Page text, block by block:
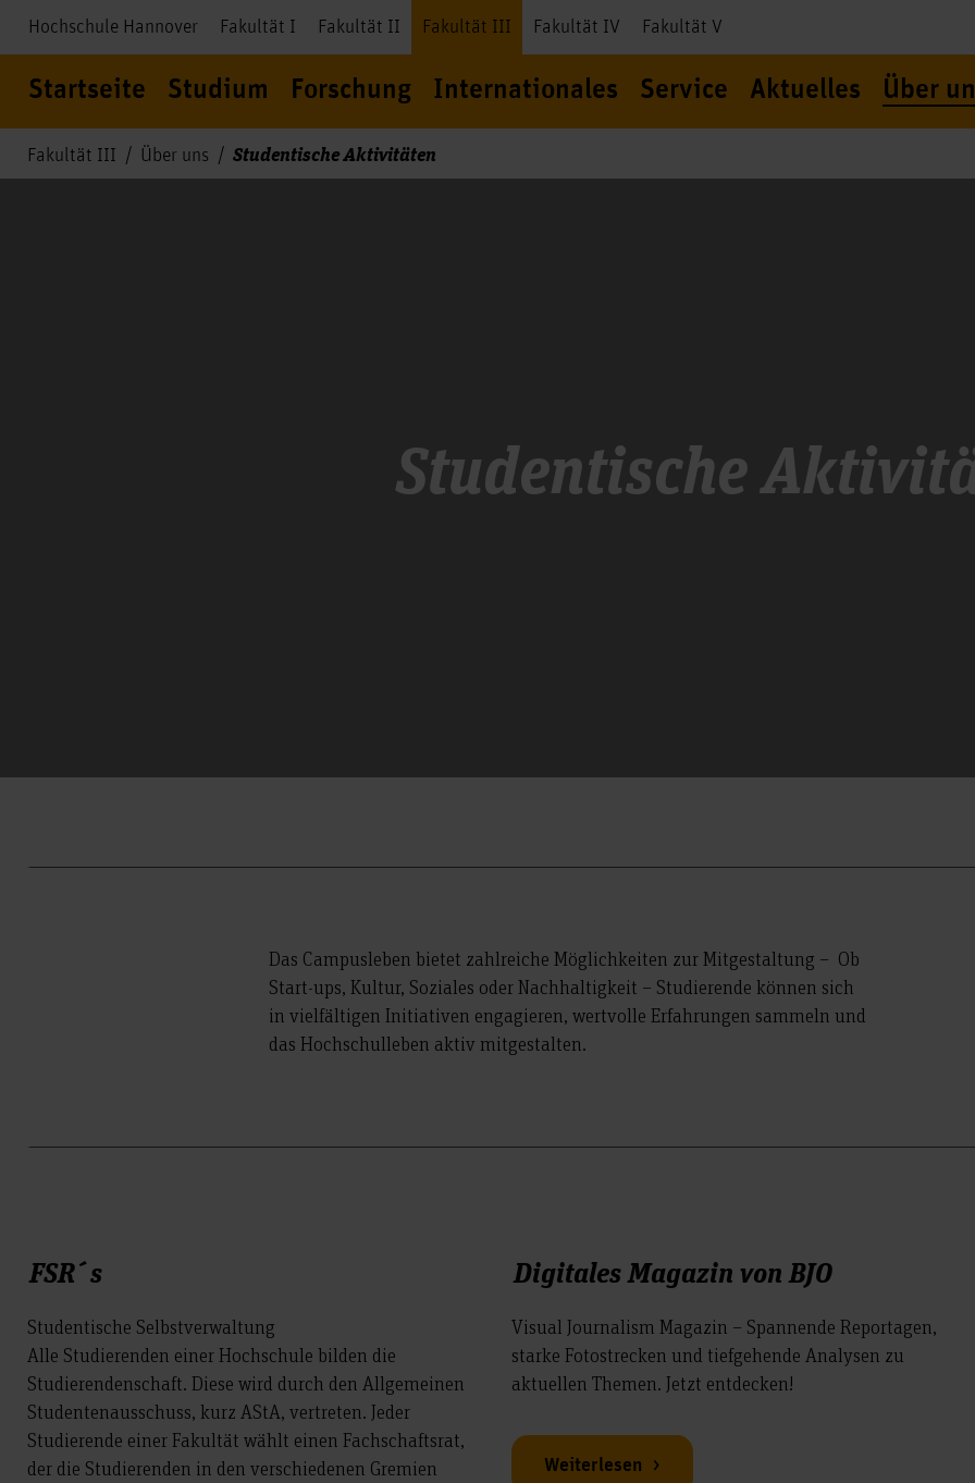
Hochschule Hannover Fakultät I Fakultät II Fakultät III Fakultät IV Fakultät V
Startseite Studium Forschung Internationales Service Aktuelles Über
Fakultät III Über uns Studentische Aktivitäten
Studentische
Das Campusleben bietet zahlreiche Möglichkeiten zur Mitgestaltung – Ob
Start-ups, Kultur, Soziales oder Nachhaltigkeit – Studierende können sich
in vielfältigen Initiativen engagieren, wertvolle Erfahrungen sammeln und
das Hochschulleben aktiv mitgestalten.
FSR´s
Studentische Selbstverwaltung
Alle Studierenden einer Hochschule bilden die
Studierendenschaft. Diese wird durch den Allgemeinen
Studentenausschuss, kurz AStA, vertreten. Jeder
Studierende einer Fakultät wählt einen Fachschaftsrat,
der die Studierenden in den verschiedenen Gremien
Digitales Magazin von BJO
Visual Journalism Magazin – Spannende Reportagen,
starke Fotostrecken und tiefgehende Analysen zu
aktuellen Themen. Jetzt entdecken!
Weiterlesen